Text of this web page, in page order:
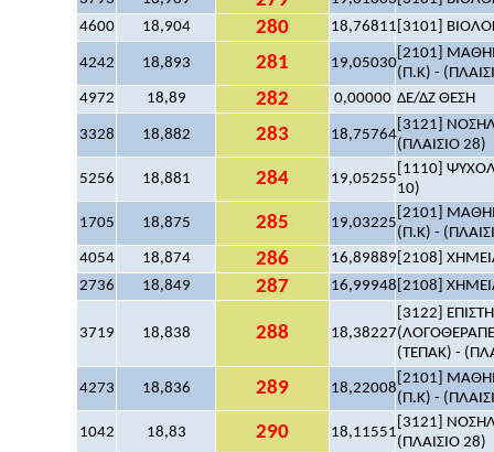
4600
18,904 280 18,76811 [3101]
4242 18,893 281 19,05030
[2101]
(Π.Κ) -
4972
18,89 282 0,00000 ΔΕ/ΔΖ ΘΕΣΗ
3328 18,882 283 18,75764
[3121]
(ΠΛΑΙΣΙΟ 28)
5256 18,881 284 19,05255
[1110]
10)
1705 18,875 285 19,03225
[2101]
(Π.Κ) -
4054
18,874 286 16,89889 [2108]
2736
18,849 287 16,99948 [2108]
3719 18,838 288 18,38227
[3122]
(ΤΕΠΑΚ) -
4273 18,836 289 18,22008
[2101]
(Π.Κ) -
1042 18,83 290 18,11551
[3121]
(ΠΛΑΙΣΙΟ 28)